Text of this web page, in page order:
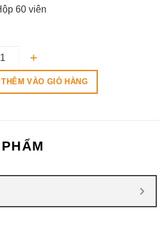
60 viên
THÊM VÀO GIỎ HÀNG